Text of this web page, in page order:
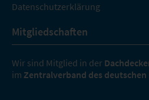
Datenschutzerklärung
Mitgliedschaften
Wir sind Mitglied in der
im Zentralverband des